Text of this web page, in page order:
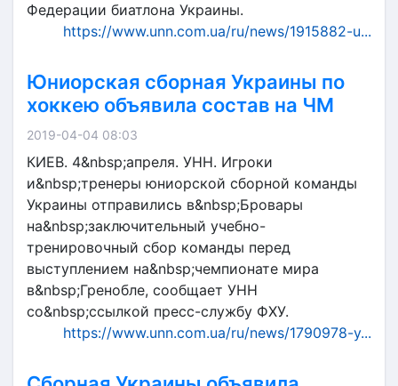
Федерации биатлона Украины.
https://www.unn.com.ua/ru/news/1915882-u...
Юниорская сборная Украины по
хоккею объявила состав на ЧМ
2019-04-04 08:03
КИЕВ. 4&nbsp;апреля. УНН. Игроки
и&nbsp;тренеры юниорской сборной команды
Украины отправились в&nbsp;Бровары
на&nbsp;заключительный учебно-
тренировочный сбор команды перед
выступлением на&nbsp;чемпионате мира
в&nbsp;Гренобле, сообщает УНН
со&nbsp;ссылкой пресс-службу ФХУ.
https://www.unn.com.ua/ru/news/1790978-y...